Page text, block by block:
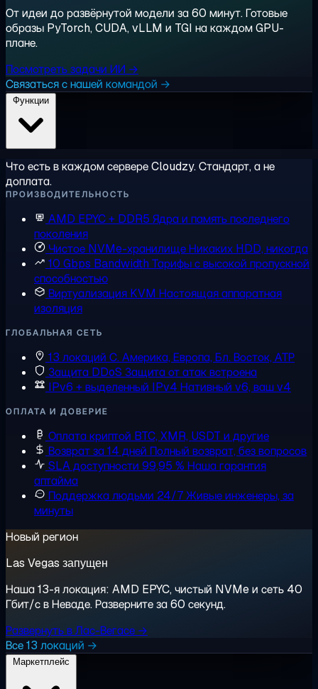
От идеи до развёрнутой модели за 60 минут. Готовые
образы PyTorch, CUDA, vLLM и TGI на каждом GPU-
плане.
Посмотреть задачи ИИ →
Связаться с нашей командой →
Что есть в каждом сервере Cloudzy. Стандарт, а не
доплата.
ПРОИЗВОДИТЕЛЬНОСТЬ
AMD EPYC + DDR5 Ядра и память последнего
поколения
Чистое NVMe-хранилищеНикаких HDD, никогда
10 Gbps Bandwidth Тарифы с высокой пропускной
способностью
Виртуализация KVM Настоящая аппаратная
изоляция
ГЛОБАЛЬНАЯ СЕТЬ
13 локаций С. Америка, Европа, Бл. Восток, АТР
Защита DDoS Защита от атак встроена
IPv6 + выделенный IPv4 Нативный v6, ваш v4
ОПЛАТА И ДОВЕРИЕ
Оплата криптой BTC, XMR, USDT и другие
Возврат за 14 дней Полный возврат, без вопросов
SLA доступности 99,95 % Наша гарантия
аптайма
Поддержка людьми 24/7Живые инженеры, за
минуты
Новый регион
Las Vegas запущен
Наша 13-я локация: AMD EPYC, чистый NVMe и сеть 40
Гбит/с в Неваде. Разверните за 60 секунд.
Развернуть в Лас-Вегасе →
Все 13 локаций →